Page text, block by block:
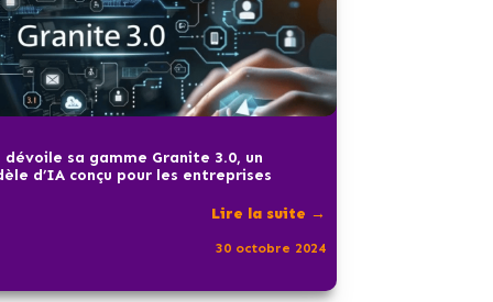
dévoile sa gamme Granite 3.0, un
d’IA conçu pour les entreprises
Lire la suite →
30 octobre 2024